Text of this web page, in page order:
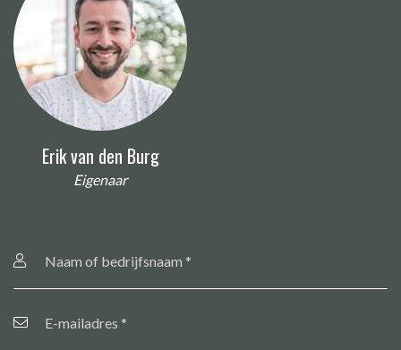
Erik van den Burg
Eigenaar
of
mailadres *